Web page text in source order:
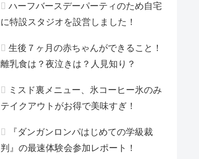
ハーフバースデーパーティのため自宅
に特設スタジオを設営しました！
生後７ヶ月の赤ちゃんができること！
離乳食は？夜泣きは？人見知り？
ミスド裏メニュー、氷コーヒー氷のみ
テイクアウトがお得で美味すぎ！
『ダンガンロンパはじめての学級裁
判』の最速体験会参加レポート！